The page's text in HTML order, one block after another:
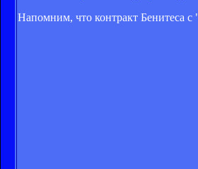
Напомним, что контракт Бенитеса с